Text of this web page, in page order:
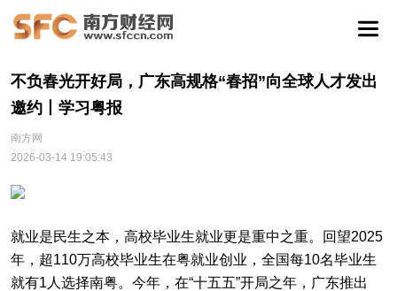
不负春光开好局，广东高规格“春招”向全球人才发出
邀约丨学习粤报
南方网
2026-03-14 19:05:43
就业是民生之本，高校毕业生就业更是重中之重。回望2025
年，超110万高校毕业生在粤就业创业，全国每10名毕业生
就有1人选择南粤。今年，在“十五五”开局之年，广东推出